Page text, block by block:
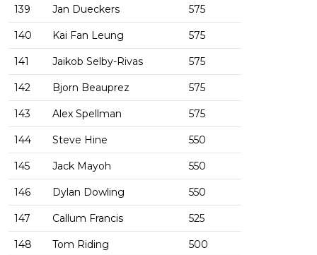
139 Jan Dueckers 575
140 Kai Fan Leung 575
141 Jaikob Selby-Rivas 575
142 Bjorn Beauprez 575
143 Alex Spellman 575
144 Steve Hine 550
145 Jack Mayoh 550
146 Dylan Dowling 550
147 Callum Francis 525
148 Tom Riding 500